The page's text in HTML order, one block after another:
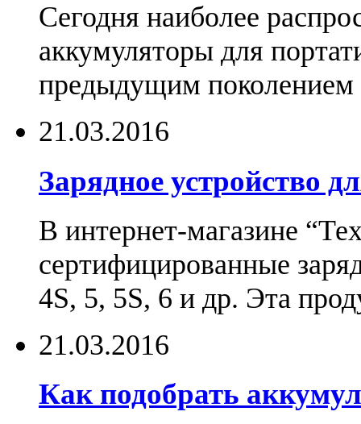
Сегодня наиболее
аккумуляторы для
предыдущим поколением
21.03.2016
Зарядное устройство
В интернет-магазине
сертифицированные
4S, 5, 5S, 6 и др. Эта
21.03.2016
Как подобрать